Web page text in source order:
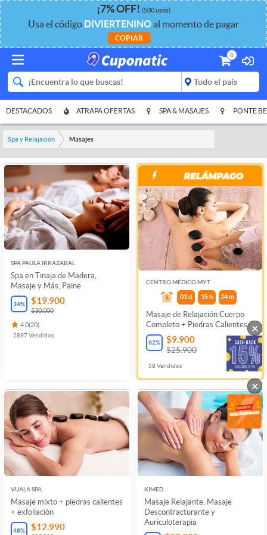
¡7%OFF! (500 usos)
Usa el código DIVIERTENINOal momento de pagar
COPIAR
0
DESTACADOS ATRAPA OFERTAS SPA & MASAJES PONTE
Spa y Relajación Masajes
SPA PAULA IRRAZABAL
Spa en Tinaja de Madera,
Masaje y Más, Paine
34% $19.900
$30.000
4.0(20)
2897Vendidos
CENTRO MÉDICO MYT
01 d 15 h 24m
Masaje de Relajación Cuerpo
Completo + Piedras Calientes
62% $9.900
$25.900
58Vendidos
VUALA SPA
Masaje mixto + piedras calientes
+ exfoliación
48% $12.990
KIMED
Masaje Relajante, Masaje
Descontracturante y
Auriculoterapia
×
×